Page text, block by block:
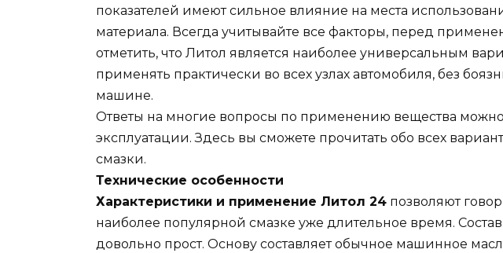
показателей имеют сильное влияние на места
материала. Всегда учитывайте все факторы, перед
отметить, что Литол является наиболее универсальным
применять практически во всех узлах автомобиля, без
машине.
Ответы на многие вопросы по применению вещества можно
эксплуатации. Здесь вы сможете прочитать обо всех
смазки.
Технические особенности
Характеристики и применение Литол 24 позволяют
наиболее популярной смазке уже длительное время. Состав
довольно прост. Основу составляет обычное машинное